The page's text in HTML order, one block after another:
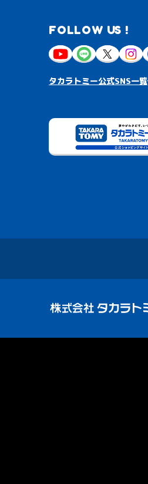
FOLLOW US !
タカラトミー公式SNS一覧